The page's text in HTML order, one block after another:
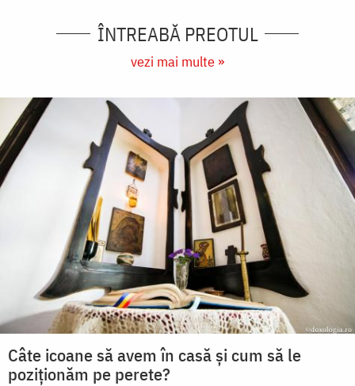
ÎNTREABĂ PREOTUL
vezi mai multe »
Câte icoane să avem în casă și cum să le
poziționăm pe perete?